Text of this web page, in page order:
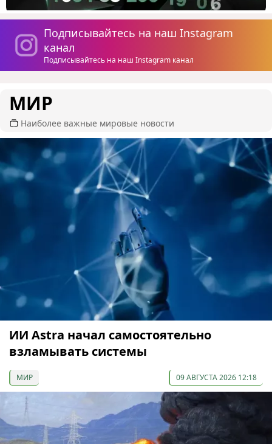
Подписывайтесь на наш Instagram
канал
Подписывайтесь на наш Instagram канал
МИР
Наиболее важные мировые новости
ИИ Astra начал самостоятельно
взламывать системы
МИР 09 АВГУСТА 2026 12:18